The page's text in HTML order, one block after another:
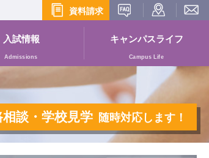
資料請求
入試情報
Admissions
キャンパスライフ
Campus Life
カレンダー
の声
談・学校見学 随時対応します！